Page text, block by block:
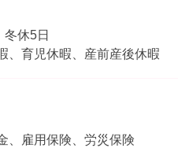
休5日
、育児休暇、産前産後休暇
、雇用保険、労災保険